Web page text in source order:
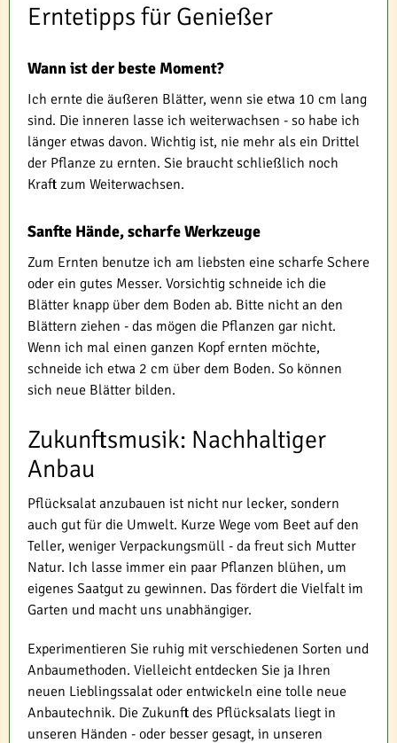
Erntetipps für Genießer
Wann ist der beste Moment?
Ich ernte die äußeren Blätter, wenn sie etwa 10 cm lang
sind. Die inneren lasse ich weiterwachsen - so habe ich
länger etwas davon. Wichtig ist, nie mehr als ein Drittel
der Pflanze zu ernten. Sie braucht schließlich noch
Kraft zum Weiterwachsen.
Sanfte Hände, scharfe Werkzeuge
Zum Ernten benutze ich am liebsten eine scharfe Schere
oder ein gutes Messer. Vorsichtig schneide ich die
Blätter knapp über dem Boden ab. Bitte nicht an den
Blättern ziehen - das mögen die Pflanzen gar nicht.
Wenn ich mal einen ganzen Kopf ernten möchte,
schneide ich etwa 2 cm über dem Boden. So können
sich neue Blätter bilden.
Zukunftsmusik: Nachhaltiger
Anbau
Pflücksalat anzubauen ist nicht nur lecker, sondern
auch gut für die Umwelt. Kurze Wege vom Beet auf den
Teller, weniger Verpackungsmüll - da freut sich Mutter
Natur. Ich lasse immer ein paar Pflanzen blühen, um
eigenes Saatgut zu gewinnen. Das fördert die Vielfalt im
Garten und macht uns unabhängiger.
Experimentieren Sie ruhig mit verschiedenen Sorten und
Anbaumethoden. Vielleicht entdecken Sie ja Ihren
neuen Lieblingssalat oder entwickeln eine tolle neue
Anbautechnik. Die Zukunft des Pflücksalats liegt in
unseren Händen - oder besser gesagt, in unseren